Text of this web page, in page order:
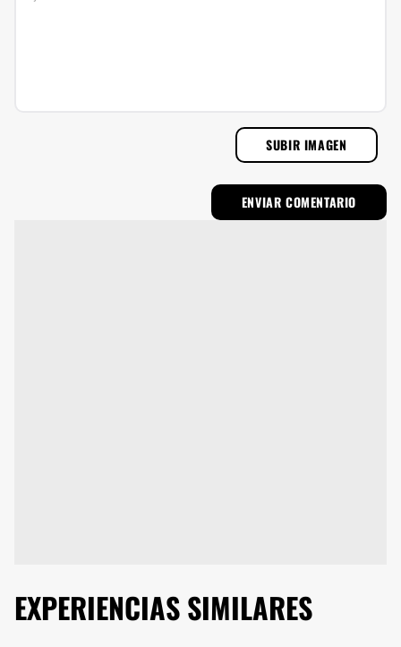
SUBIR IMAGEN
EXPERIENCIAS SIMILARES